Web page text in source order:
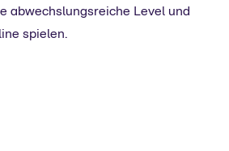
abwechslungsreiche Level und
spielen.